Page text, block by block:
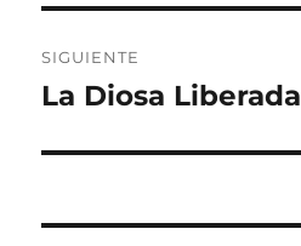
SIGUIENTE
Entrada
La Diosa Liberada